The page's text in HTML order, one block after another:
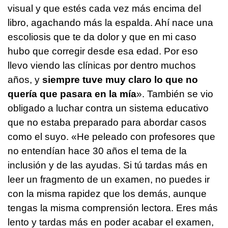
visual y que estés cada vez más encima del
libro, agachando más la espalda. Ahí nace una
escoliosis que te da dolor y que en mi caso
hubo que corregir desde esa edad. Por eso
llevo viendo las clínicas por dentro muchos
años, y siempre tuve muy claro lo que no
quería que pasara en la mía». También se vio
obligado a luchar contra un sistema educativo
que no estaba preparado para abordar casos
como el suyo. «He peleado con profesores que
no entendían hace 30 años el tema de la
inclusión y de las ayudas. Si tú tardas más en
leer un fragmento de un examen, no puedes ir
con la misma rapidez que los demás, aunque
tengas la misma comprensión lectora. Eres más
lento y tardas más en poder acabar el examen,